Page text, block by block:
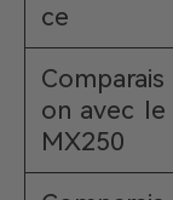
ce
Comparais
on avec le
MX250